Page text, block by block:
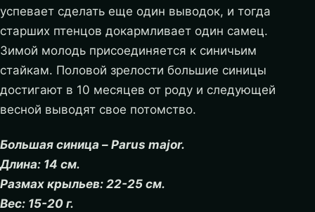
успевает сделать еще один выводок, и тогда
старших птенцов докармливает один самец.
Зимой молодь присоединяется к синичьим
стайкам. Половой зрелости большие синицы
достигают в 10 месяцев от роду и следующей
весной выводят свое потомство.
Большая синица – Parus major.
Длина: 14 см.
Размах крыльев: 22-25 см.
Вес: 15-20 г.